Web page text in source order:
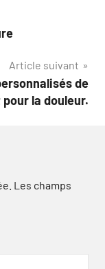
Article suivant
de
la douleur.
Les champs